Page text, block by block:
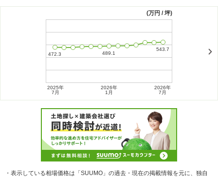
(万円 / 坪)
2025年
7月
2026年
1月
2026年
7月
・表示している相場価格は「SUUMO」の過去・現在の掲載情報を元に、独自